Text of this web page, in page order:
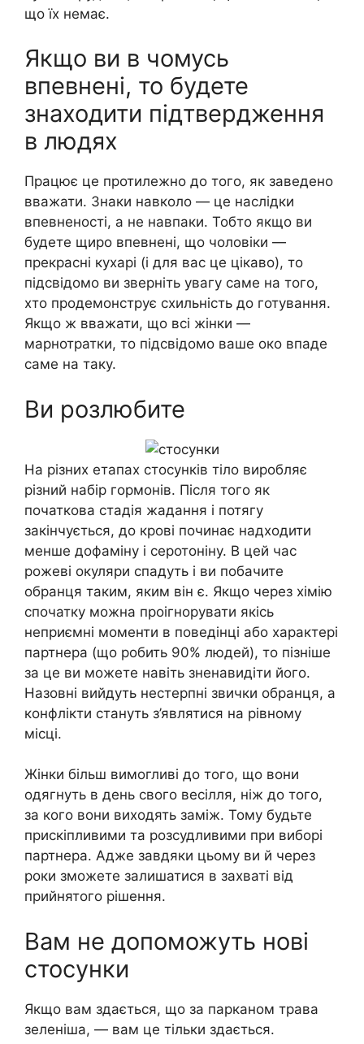
що їх немає.
Якщо ви в чомусь
впевнені, то будете
знаходити підтвердження
в людях
Працює це протилежно до того, як заведено
вважати. Знаки навколо — це наслідки
впевненості, а не навпаки. Тобто якщо ви
будете щиро впевнені, що чоловіки —
прекрасні кухарі (і для вас це цікаво), то
підсвідомо ви зверніть увагу саме на того,
хто продемонструє схильність до готування.
Якщо ж вважати, що всі жінки —
марнотратки, то підсвідомо ваше око впаде
саме на таку.
Ви розлюбите
На різних етапах стосунків тіло виробляє
різний набір гормонів. Після того як
початкова стадія жадання і потягу
закінчується, до крові починає надходити
менше дофаміну і серотоніну. В цей час
рожеві окуляри спадуть і ви побачите
обранця таким, яким він є. Якщо через хімію
спочатку можна проігнорувати якісь
неприємні моменти в поведінці або характері
партнера (що робить 90% людей), то пізніше
за це ви можете навіть зненавидіти його.
Назовні вийдуть нестерпні звички обранця, а
конфлікти стануть з’являтися на рівному
місці.
Жінки більш вимогливі до того, що вони
одягнуть в день свого весілля, ніж до того,
за кого вони виходять заміж. Тому будьте
прискіпливими та розсудливими при виборі
партнера. Адже завдяки цьому ви й через
роки зможете залишатися в захваті від
прийнятого рішення.
Вам не допоможуть нові
стосунки
Якщо вам здається, що за парканом трава
зеленіша, — вам це тільки здається.